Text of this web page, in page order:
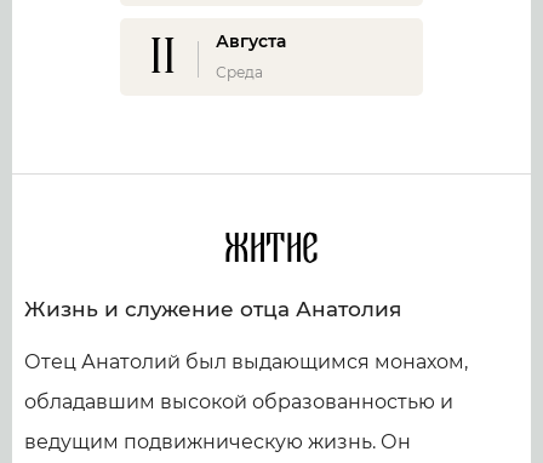
11 Августа
Среда
Житие
Жизнь и служение отца Анатолия
Отец Анатолий был выдающимся монахом,
обладавшим высокой образованностью и
ведущим подвижническую жизнь. Он